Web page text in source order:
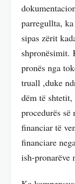
parregullta,
sipas zërit
shpronësimit.
pronës nga
truall ,duke
dëm të
procedurës
financiar të
financiare
ish-pronarëve